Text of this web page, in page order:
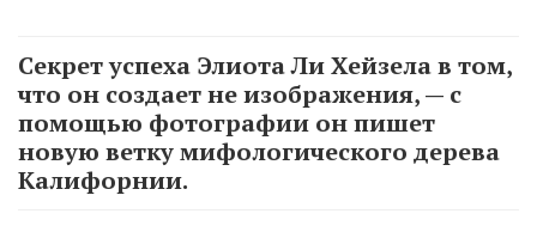
Секрет успеха Элиота Ли Хейзела в том,
что он создает не изображения, — с
помощью фотографии он пишет
новую ветку мифологического дерева
Калифорнии.